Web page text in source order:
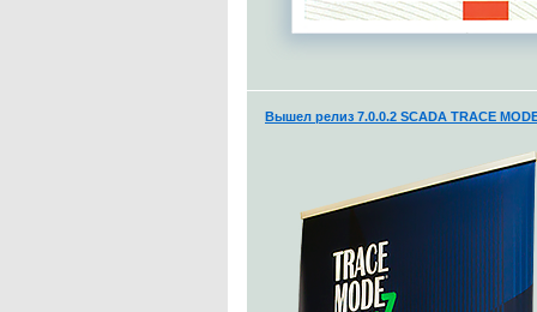
Вышел релиз 7.0.0.2 SCADA TRACE